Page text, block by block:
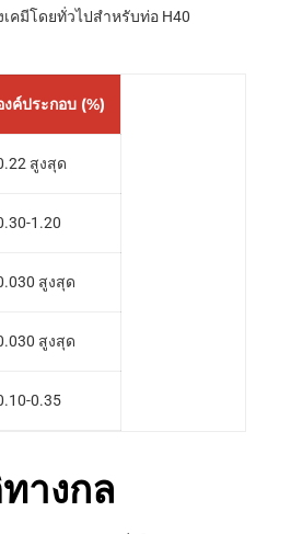
คมีโดยทั่วไปสำหรับท่อ H40
งค์ประกอบ (%)
สูงสุด
1.20
สูงสุด
สูงสุด
0.35
างกล